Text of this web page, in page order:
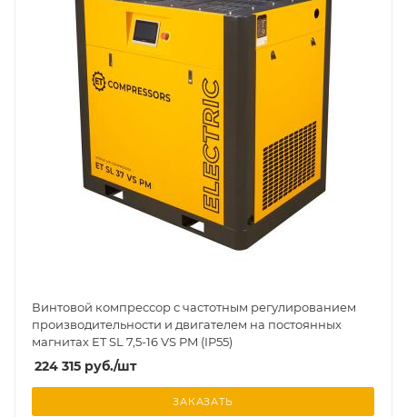
Винтовой компрессор с частотным регулированием
производительности и двигателем на постоянных
магнитах ET SL 7,5-16 VS PM (IP55)
224 315 руб./шт
ЗАКАЗАТЬ